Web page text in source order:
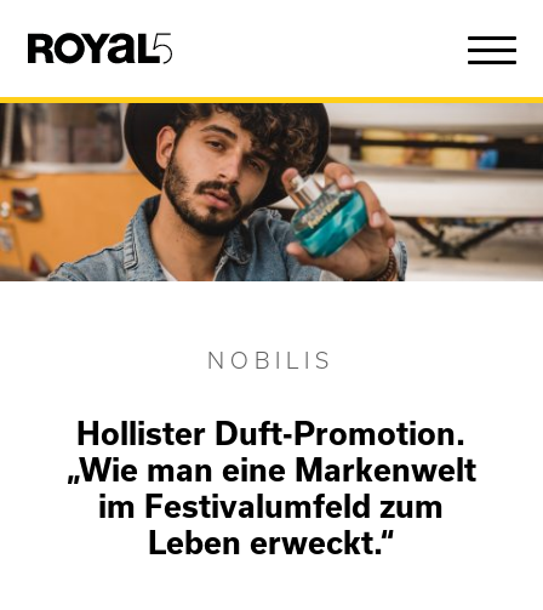
NOBILIS
Hollister Duft-Promotion.
„Wie man eine Markenwelt
im Festivalumfeld zum
Leben erweckt.“